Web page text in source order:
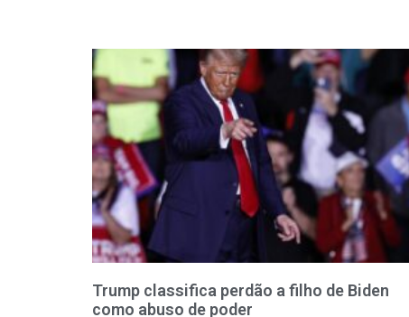
Trump classifica perdão a filho de Biden
como abuso de poder